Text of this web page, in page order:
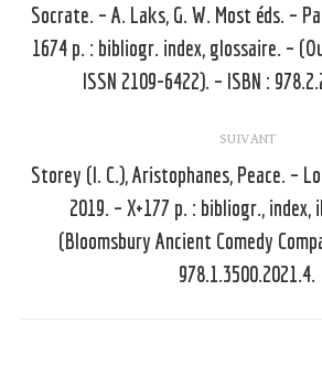
Article
:
Socrate. – A. Laks, G. W. Most éds. –
1674 p. : bibliogr. index, glossaire. –
ISSN 2109-6422). – ISBN :
SUIVANT
Article
suivant
:
Storey (I. C.), Aristophanes, Peace. –
2019. – X+177 p. : bibliogr., index,
(Bloomsbury Ancient Comedy
978.1.3500.2021.4.